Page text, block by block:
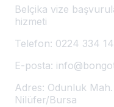
Belçika vize
hizmeti
Telefon: 0224 334
E-posta:
Adres: Odunluk
Nilüfer/Bursa